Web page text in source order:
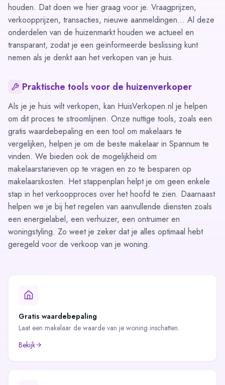
houden. Dat doen we hier graag voor je. Vraagprijzen,
verkoopprijzen, transacties, nieuwe aanmeldingen... Al deze
onderdelen van de huizenmarkt houden we actueel en
transparant, zodat je een geïnformeerde beslissing kunt
nemen als je denkt aan het verkopen van je huis.
Praktische tools voor de huizenverkoper
Als je je huis wilt verkopen, kan HuisVerkopen.nl je helpen
om dit proces te stroomlijnen. Onze nuttige tools, zoals een
gratis waardebepaling en een tool om makelaars te
vergelijken, helpen je om de beste makelaar in Spannum te
vinden. We bieden ook de mogelijkheid om
makelaarstarieven op te vragen en zo te besparen op
makelaarskosten. Hetstappenplan helpt je om geen enkele
stap in het verkoopproces over het hoofd te zien. Daarnaast
helpen we je bij het regelen van aanvullende diensten zoals
een energielabel, een verhuizer, een ontruimer en
woningstyling. Zo weet je zeker dat je alles optimaal hebt
geregeld voor de verkoop van je woning.
Gratis waardebepaling
Laat een makelaar de waarde van je woning inschatten.
Bekijk